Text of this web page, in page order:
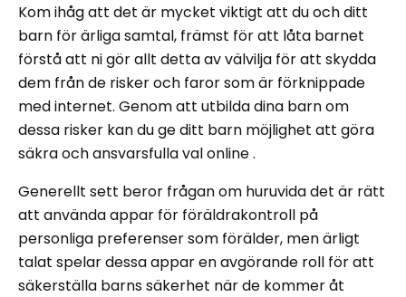
Kom ihåg att det är mycket viktigt att du och ditt
barn för ärliga samtal, främst för att låta barnet
förstå att ni gör allt detta av välvilja för att skydda
dem från de risker och faror som är förknippade
med internet. Genom att utbilda dina barn om
dessa risker kan du ge ditt barn möjlighet att göra
säkra och ansvarsfulla val online .
Generellt sett beror frågan om huruvida det är rätt
att använda appar för föräldrakontroll på
personliga preferenser som förälder, men ärligt
talat spelar dessa appar en avgörande roll för att
säkerställa barns säkerhet när de kommer åt